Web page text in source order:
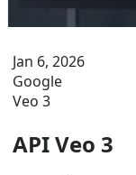
Jan 6, 2026
Google
Veo 3
API Veo 3